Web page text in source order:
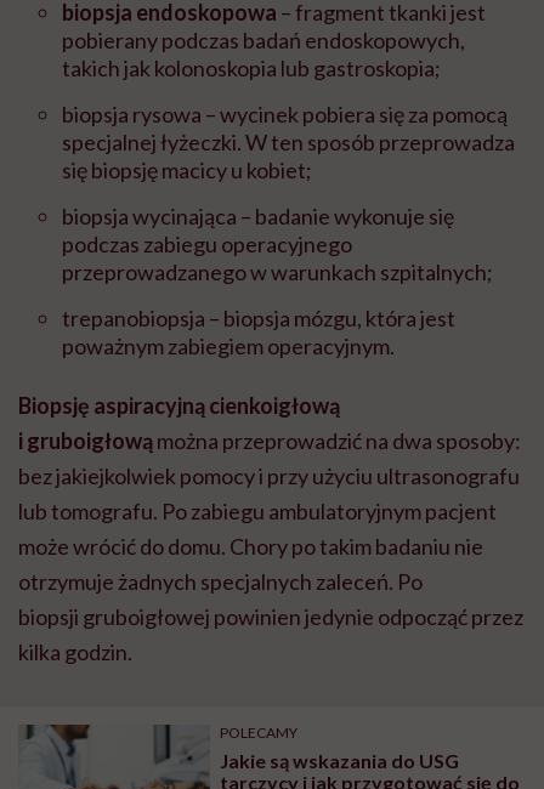
biopsja endoskopowa – fragment tkanki jest
pobierany podczas badań endoskopowych,
takich jak kolonoskopia lub gastroskopia;
biopsja rysowa – wycinek pobiera się za pomocą
specjalnej łyżeczki. W ten sposób przeprowadza
się biopsję macicy u kobiet;
biopsja wycinająca – badanie wykonuje się
podczas zabiegu operacyjnego
przeprowadzanego w warunkach szpitalnych;
trepanobiopsja – biopsja mózgu, która jest
poważnym zabiegiem operacyjnym.
Biopsję aspiracyjną cienkoigłową
i gruboigłowąmożna przeprowadzić na dwa sposoby:
bez jakiejkolwiek pomocy i przy użyciu ultrasonografu
lub tomografu. Po zabiegu ambulatoryjnym pacjent
może wrócić do domu. Chory po takim badaniu nie
otrzymuje żadnych specjalnych zaleceń. Po
biopsji gruboigłowej powinien jedynie odpocząć przez
kilka godzin.
POLECAMY
Jakie są wskazania do USG
tarczycy i jak przygotować się do